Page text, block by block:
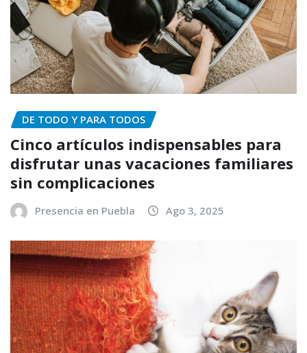
DE TODO Y PARA TODOS
Cinco artículos indispensables para
disfrutar unas vacaciones familiares
sin complicaciones
Presencia en Puebla Ago 3, 2025